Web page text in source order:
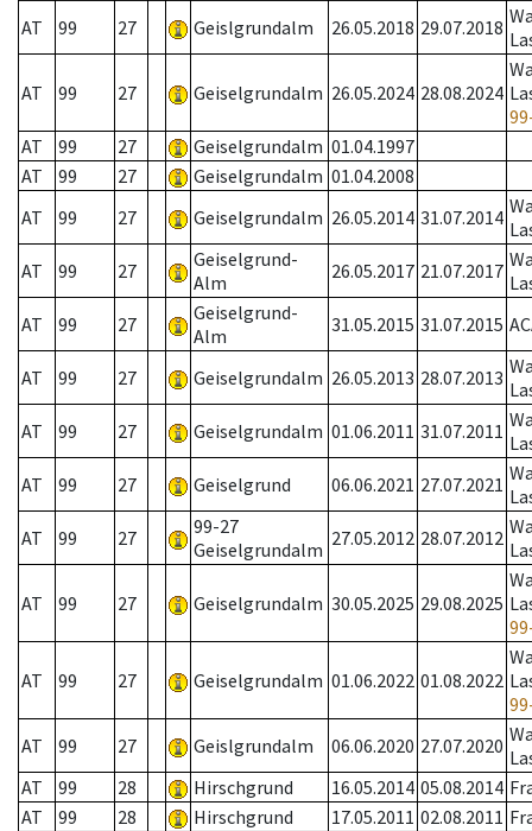
AT
99 27 Geislgrundalm 26.05.2018 29.07.2018
AT 99 27 Geiselgrundalm 26.05.2024 28.08.2024
AT
99 27 Geiselgrundalm 01.04.1997
AT
99 27 Geiselgrundalm 01.04.2008
AT
99 27 Geiselgrundalm 26.05.2014 31.07.2014
AT
99 27
Geiselgrund-
Alm
26.05.2017 21.07.2017
AT
99 27
Geiselgrund-
Alm
31.05.2015 31.07.2015
AT 99 27 Geiselgrundalm 26.05.2013 28.07.2013
AT
99 27 Geiselgrundalm 01.06.2011 31.07.2011
AT
99 27 Geiselgrund 06.06.2021 27.07.2021
AT
99 27
99-27
Geiselgrundalm 27.05.2012 28.07.2012
AT 99 27 Geiselgrundalm 30.05.2025 29.08.2025
AT 99 27 Geiselgrundalm 01.06.2022 01.08.2022
AT
99 27 Geislgrundalm 06.06.2020 27.07.2020
AT
99 28 Hirschgrund 16.05.2014 05.08.2014
AT
99 28 Hirschgrund 17.05.2011 02.08.2011